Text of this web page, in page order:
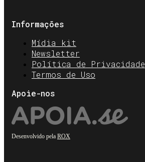
Informações
Mídia kit
Newsletter
Política de Privacidade
Termos de Uso
Apoie-nos
Desenvolvido pela ROX